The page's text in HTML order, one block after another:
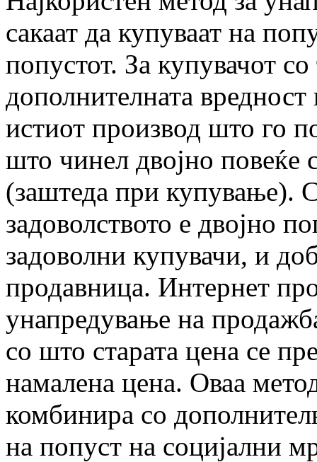
сакаат да купуваат на
попустот. За купувачот со
дополнителната
истиот производ што го
што чинел двојно повеќе
(заштеда при купување).
задоволството е двојно
задоволни купувачи, и
продавница. Интернет
унапредување на
со што старата цена се
намалена цена. Оваа
комбинира со
на попуст на социјални